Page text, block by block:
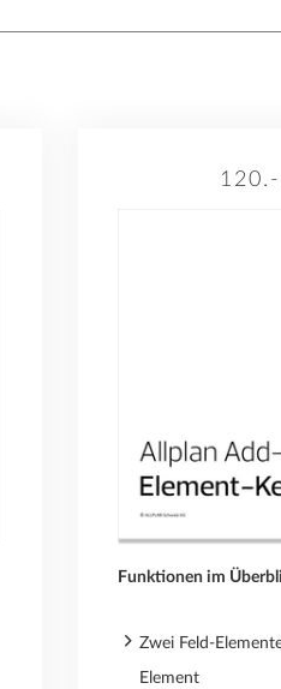
Funktionen im
Zwei Feld-
Element